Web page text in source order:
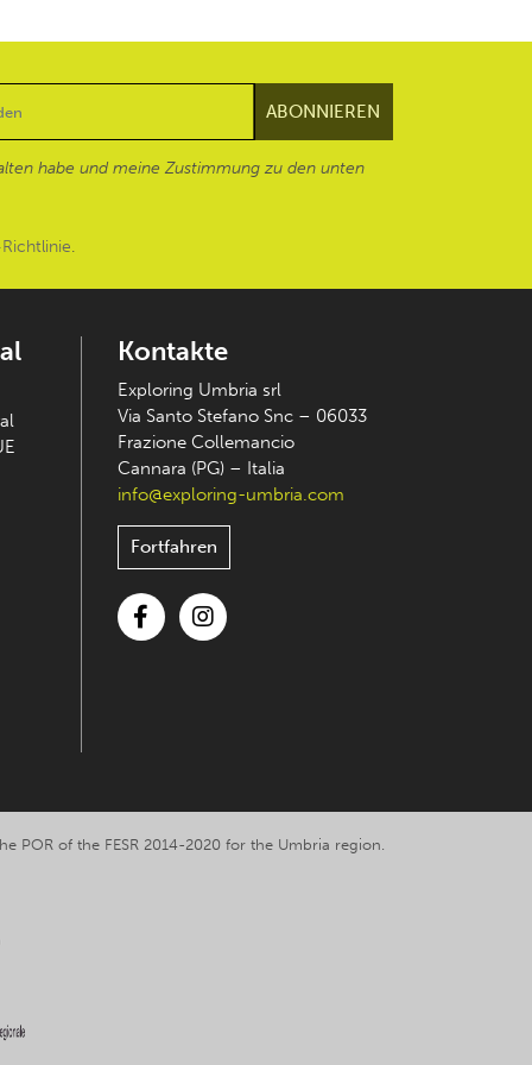
habe und meine Zustimmung zu den unten
.
Kontakte
Exploring Umbria srl
Via Santo Stefano Snc – 06033
Frazione Collemancio
Cannara (PG) – Italia
info@exploring-umbria.com
Fortfahren
POR of the FESR 2014-2020 for the Umbria region.